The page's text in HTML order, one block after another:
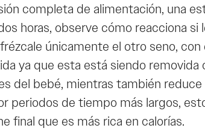
completa de alimentación, una
horas, observe cómo reacciona
únicamente el otro seno,
ya que esta está siendo
del bebé, mientras también
periodos de tiempo más largos,
final que es más rica en calorías.